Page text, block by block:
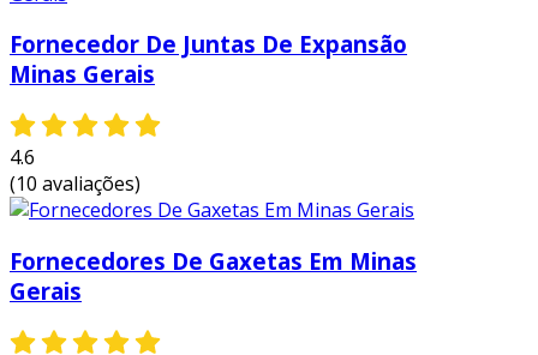
a mecflu selos mecânicos é uma empresa que
idoneidade em tudo que faz, onde garantem
uma entrega de excelência de ponta a ponta.
Fornecedor De Juntas De Expansão
Minas Gerais
4.6
(10 avaliações)
Fornecedores De Gaxetas Em Minas
Gerais